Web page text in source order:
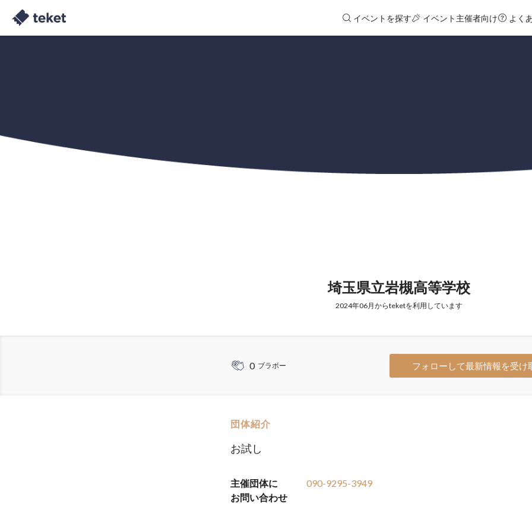
イベントを探す イベント主催者向け よく
埼玉県立岩槻高等学校
2024年06月からteketを利用しています
0 ブラボー フォローして最新情報を受け
団体紹介
お試し
主催団体に
お問い合わせ
090-9295-3949